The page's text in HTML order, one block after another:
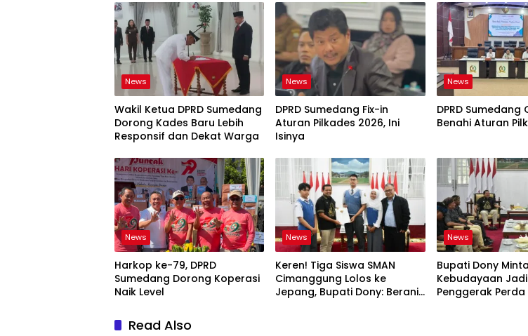
News
Wakil Ketua DPRD Sumedang
Dorong Kades Baru Lebih
Responsif dan Dekat Warga
News
DPRD Sumedang Fix-in
Aturan Pilkades 2026, Ini
Isinya
News
DPRD Sumedang
Benahi Aturan
News
Harkop ke-79, DPRD
Sumedang Dorong Koperasi
Naik Level
News
Keren! Tiga Siswa SMAN
Cimanggung Lolos ke
Jepang, Bupati Dony: Berani
News
Bupati Dony
Kebudayaan
Penggerak
Read Also